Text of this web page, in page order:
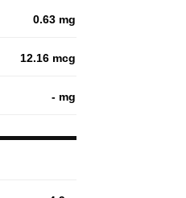
0.63 mg
12.16 mcg
- mg